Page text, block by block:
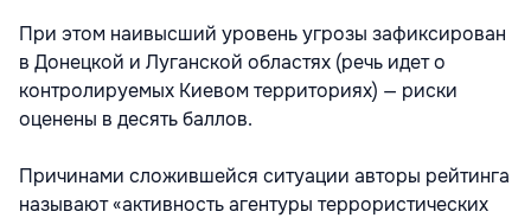
При этом наивысший уровень угрозы зафиксирован
в Донецкой и Луганской областях (речь идет о
контролируемых Киевом территориях) — риски
оценены в десять баллов.
Причинами сложившейся ситуации авторы рейтинга
называют «активность агентуры террористических